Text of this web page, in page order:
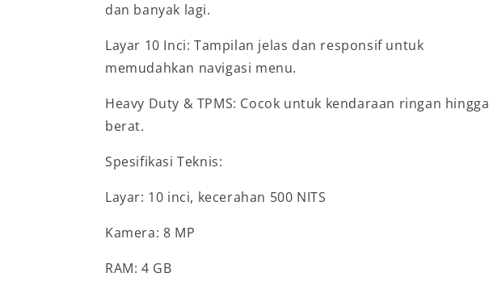
dan banyak lagi.
Layar 10 Inci: Tampilan jelas dan responsif untuk
memudahkan navigasi menu.
Heavy Duty & TPMS: Cocok untuk kendaraan ringan hingga
berat.
Spesifikasi Teknis:
Layar: 10 inci, kecerahan 500 NITS
Kamera: 8 MP
RAM: 4 GB